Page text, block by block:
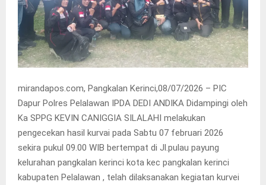
mirandapos.com, Pangkalan Kerinci,08/07/2026 – PIC
Dapur Polres Pelalawan IPDA DEDI ANDIKA Didampingi oleh
Ka SPPG KEVIN CANIGGIA SILALAHI melakukan
pengecekan hasil kurvai pada Sabtu 07 februari 2026
sekira pukul 09.00 WIB bertempat di Jl.pulau payung
kelurahan pangkalan kerinci kota kec pangkalan kerinci
kabupaten Pelalawan , telah dilaksanakan kegiatan kurvei